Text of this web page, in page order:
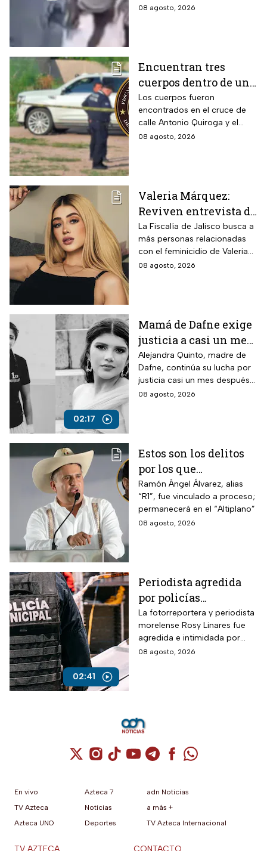
08 agosto, 2026
Encuentran tres
cuerpos dentro de una
camioneta de lujo en
Hermosillo;
investigan posible
riña
Los cuerpos fueron
encontrados en el cruce de
calle Antonio Quiroga y el
Boulevard Camino del Serie
08 agosto, 2026
Valeria Márquez:
Reviven entrevista de
Vivian de la torre en
donde se deslindó del
feminicidio de su
amiga
La Fiscalía de Jalisco busca a
más personas relacionadas
con el feminicidio de Valeria
Márquez, mientras vuelve a
08 agosto, 2026
02:17
Mamá de Dafne exige
justicia a casi un mes
de la muerte de su hija
Alejandra Quinto, madre de
Dafne, continúa su lucha por
justicia casi un mes después
del fallecimiento de su hija.
08 agosto, 2026
Estos son los delitos
por los que
vincularon a proceso
al “R1″, presunto autor
intelectual del
asesinato de Carlos
Ramón Ángel Álvarez, alias
“R1”, fue vinculado a proceso;
permanecerá en el “Altiplano”
08 agosto, 2026
02:41
Periodista agredida
por policías
municipales
La fotorreportera y periodista
morelense Rosy Linares fue
agredida e intimidada por
elementos de la policía
08 agosto, 2026
Cuenta de X / Twitter (se abre en una
Cuenta de Instagram (se abre en una
Cuenta de TikTok (se abre en
Cuenta de YouTube (se abre
Cuenta de Telegram (se
Cuenta de
Cuenta de
En vivo
TV Azteca
Azteca UNO
Azteca 7
Noticias
Deportes
adn Noticias
a más +
TV Azteca Internacional
TV AZTECA CONTACTO